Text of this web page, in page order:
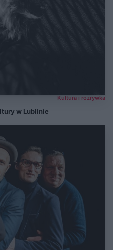
Kultura i rozrywka
w Lublinie